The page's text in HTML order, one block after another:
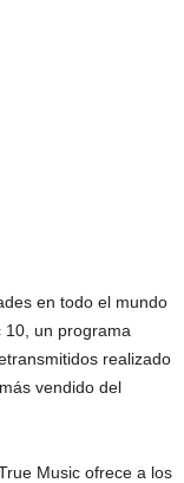
en todo el mundo
10, un programa
realizado
vendido del
Music ofrece a los